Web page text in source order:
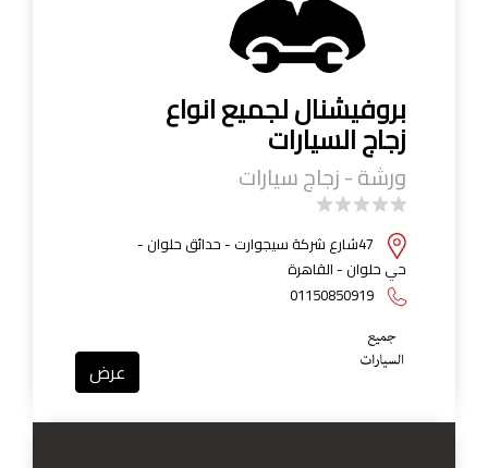
بروفيشنال لجميع انواع
زجاج السيارات
ورشة - زجاج سيارات
47شارع شركة سيجوارت - حدائق حلوان -
حي حلوان - القاهرة
01150850919
عرض